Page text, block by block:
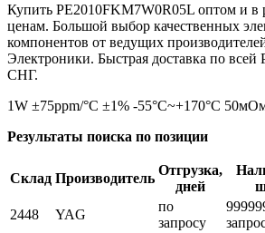
Купить PE2010FKM7W0R05L оптом и
ценам. Большой выбор качественных
компонентов от ведущих
Электроники. Быстрая доставка по всей
СНГ.
1W ±75ppm/°C ±1% -55°C~+170°C
Результаты поиска по позиции
Склад Производитель
Отгрузка,
дней
2448 YAG
по
запросу